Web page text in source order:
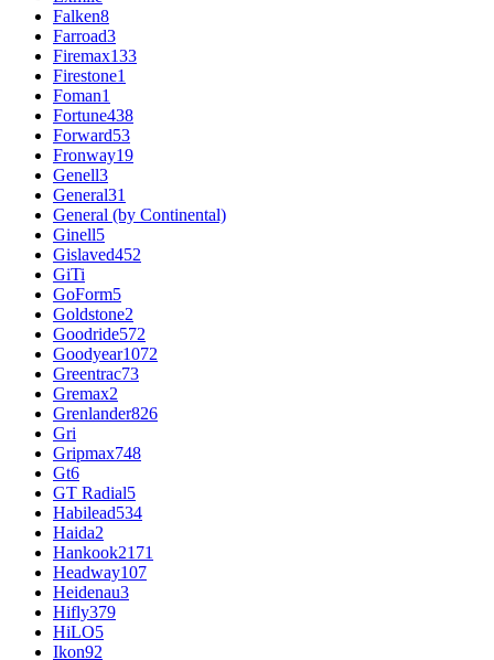
Falken8
Farroad3
Firemax133
Firestone1
Foman1
Fortune438
Forward53
Fronway19
Genell3
General31
General (by Continental)
Ginell5
Gislaved452
GiTi
GoForm5
Goldstone2
Goodride572
Goodyear1072
Greentrac73
Gremax2
Grenlander826
Gri
Gripmax748
Gt6
GT Radial5
Habilead534
Haida2
Hankook2171
Headway107
Heidenau3
Hifly379
HiLO5
Ikon92